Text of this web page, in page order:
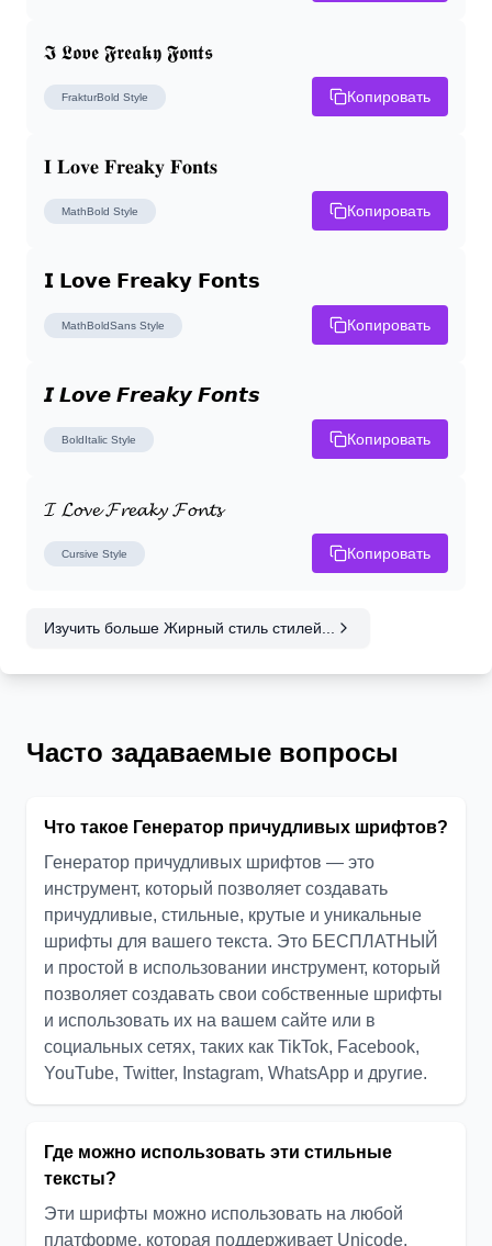
𝕴 𝕷𝖔𝖛𝖊 𝕱𝖗𝖊𝖆𝖐𝖞 𝕱𝖔𝖓𝖙𝖘
FrakturBold Style Копировать
𝐈 𝐋𝐨𝐯𝐞 𝐅𝐫𝐞𝐚𝐤𝐲 𝐅𝐨𝐧𝐭𝐬
MathBold Style Копировать
𝗜 𝗟𝗼𝘃𝗲 𝗙𝗿𝗲𝗮𝗸𝘆 𝗙𝗼𝗻𝘁𝘀
MathBoldSans Style Копировать
𝙄 𝙇𝙤𝙫𝙚 𝙁𝙧𝙚𝙖𝙠𝙮 𝙁𝙤𝙣𝙩𝙨
BoldItalic Style Копировать
𝓘 𝓛𝓸𝓿𝓮 𝓕𝓻𝓮𝓪𝓴𝔂 𝓕𝓸𝓷𝓽𝓼
Cursive Style Копировать
Изучить больше Жирный стиль стилей...
Часто задаваемые вопросы
Что такое Генератор причудливых шрифтов?
Генератор причудливых шрифтов — это
инструмент, который позволяет создавать
причудливые, стильные, крутые и уникальные
шрифты для вашего текста. Это БЕСПЛАТНЫЙ
и простой в использовании инструмент, который
позволяет создавать свои собственные шрифты
и использовать их на вашем сайте или в
социальных сетях, таких как TikTok, Facebook,
YouTube, Twitter, Instagram, WhatsApp и другие.
Где можно использовать эти стильные
тексты?
Эти шрифты можно использовать на любой
платформе, которая поддерживает Unicode,